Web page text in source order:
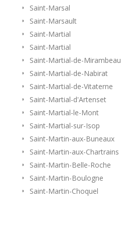
Saint-Marsal
Saint-Marsault
Saint-Martial
Saint-Martial
Saint-Martial-de-Mirambeau
Saint-Martial-de-Nabirat
Saint-Martial-de-Vitaterne
Saint-Martial-d'Artenset
Saint-Martial-le-Mont
Saint-Martial-sur-Isop
Saint-Martin-aux-Buneaux
Saint-Martin-aux-Chartrains
Saint-Martin-Belle-Roche
Saint-Martin-Boulogne
Saint-Martin-Choquel